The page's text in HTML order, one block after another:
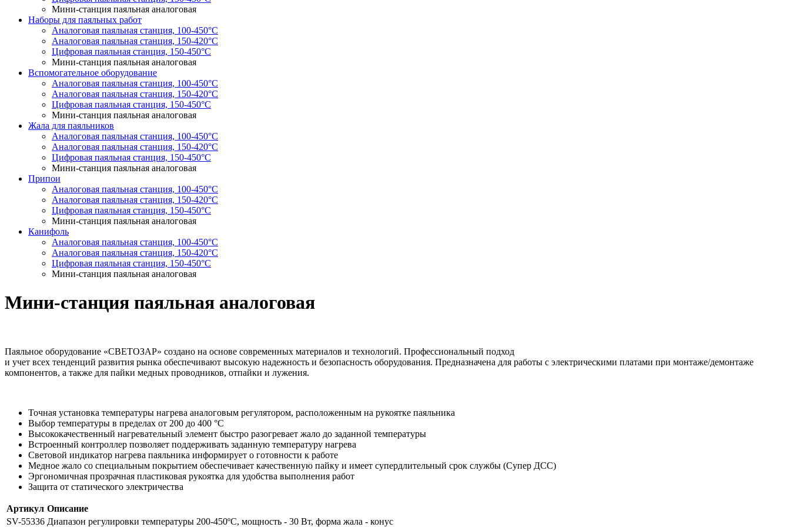
Мини-станция паяльная аналоговая
Наборы для паяльных работ
Аналоговая паяльная станция, 100-450°С
Аналоговая паяльная станция, 150-420°С
Цифровая паяльная станция, 150-450°С
Мини-станция паяльная аналоговая
Вспомогательное оборудование
Аналоговая паяльная станция, 100-450°С
Аналоговая паяльная станция, 150-420°С
Цифровая паяльная станция, 150-450°С
Мини-станция паяльная аналоговая
Жала для паяльников
Аналоговая паяльная станция, 100-450°С
Аналоговая паяльная станция, 150-420°С
Цифровая паяльная станция, 150-450°С
Мини-станция паяльная аналоговая
Припои
Аналоговая паяльная станция, 100-450°С
Аналоговая паяльная станция, 150-420°С
Цифровая паяльная станция, 150-450°С
Мини-станция паяльная аналоговая
Канифоль
Аналоговая паяльная станция, 100-450°С
Аналоговая паяльная станция, 150-420°С
Цифровая паяльная станция, 150-450°С
Мини-станция паяльная аналоговая
Мини-станция паяльная аналоговая
Паяльное оборудование «СВЕТОЗАР» создано на основе современных материалов и технологий. Профессиональный подход
и учет всех тенденций развития рынка обеспечивают высокую надежность и безопасность оборудования. Предназначена для работы с электрическими платами при монтаже/демонтаже
компонентов, а также для пайки медных проводников, отпайки и лужения.
Точная установка температуры нагрева аналоговым регулятором, расположенным на рукоятке паяльника
Выбор температуры в пределах от 200 до 400 °С
Высококачественный нагревательный элемент быстро разогревает жало до заданной температуры
Встроенный контроллер позволяет поддерживать заданную температуру нагрева
Световой индикатор нагрева паяльника информирует о готовности к работе
Медное жало со специальным покрытием обеспечивает качественную пайку и имеет супердлительный срок службы (Супер ДСС)
Эргономичная прозрачная пластиковая рукоятка для удобства выполнения работ
Защита от статического электричества
Артикул Описание
SV-55336 Диапазон регулировки температуры 200-450ºС, мощность - 30 Вт, форма жала - конус